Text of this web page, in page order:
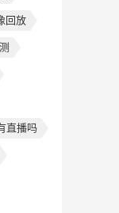
回放
直播吗